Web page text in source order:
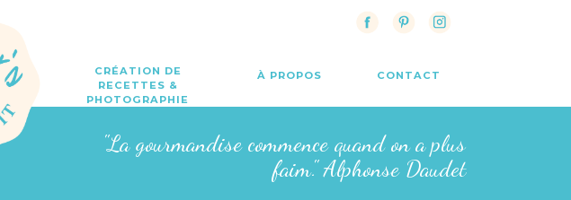
CRÉATION DE
RECETTES &
PHOTOGRAPHIE
À PROPOS CONTACT
"La gourmandise commence quand on a plus
faim." Alphonse Daudet